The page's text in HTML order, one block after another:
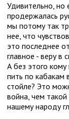
Удивительно, но
продержалась
мы потому так
нее, что
это последнее
главное - веру в
А без этого
пить по кабакам
стойле? Это
война, чем
нашему народу